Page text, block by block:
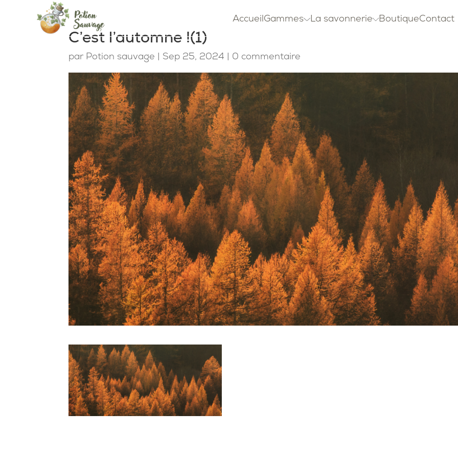
AccueilGammes La savonnerie BoutiqueContact
C’est l’automne !(1)
par Potion sauvage | Sep 25, 2024 | 0 commentaire